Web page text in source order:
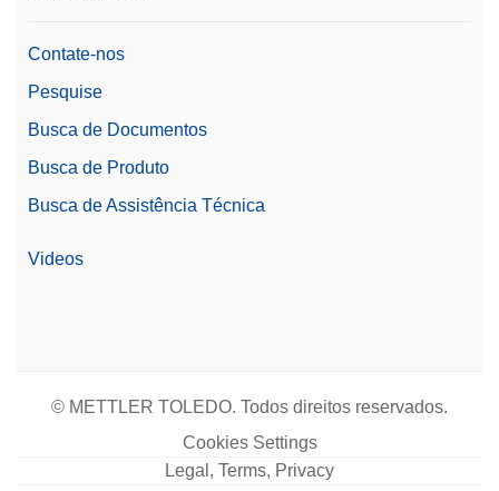
Contate-nos
Pesquise
Busca de Documentos
Busca de Produto
Busca de Assistência Técnica
Videos
© METTLER TOLEDO. Todos direitos reservados.
Cookies Settings
Legal, Terms, Privacy